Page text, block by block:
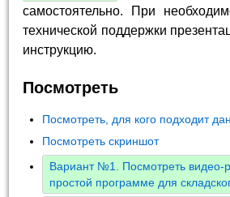
самостоятельно. При
технической поддержки
инструкцию.
Посмотреть
Посмотреть, для кого подходит
Посмотреть скриншот
Вариант №1. Посмотреть видео-
простой программе для